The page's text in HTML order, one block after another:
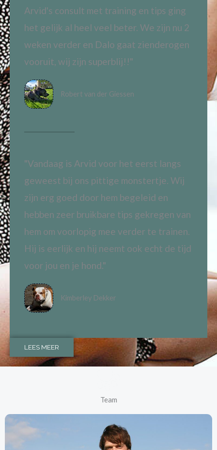
Arvid's consult met training en tips ging
het gelijk al heel veel beter. We zijn nu 2
weken verder en Dalo gaat zienderogen
vooruit, wij zijn superblij!!"
Robert van der Giessen
"Vandaag is Arvid voor het eerst langs
geweest bij ons pittige monstertje. Wij
zijn erg goed door hem begeleid en
hebben zeer bruikbare tips gekregen van
hem om voorlopig mee verder te trainen.
Hij is eerlijk en hij neemt ook echt de tijd
voor jou en je hond."
Kimberley Dekker
LEES MEER
Team